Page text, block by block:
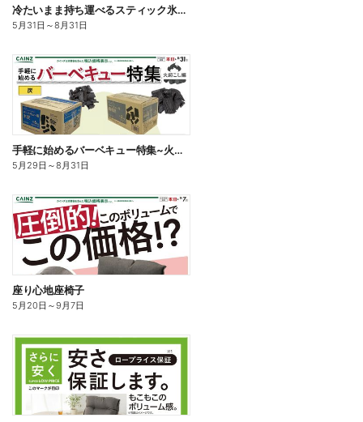
冷たいまま持ち運べるスティック氷のう
5月31日 ～8月31日
手軽に始めるバーベキュー特集~火起こし編~
5月29日 ～8月31日
座り心地座椅子
5月20日 ～9月7日